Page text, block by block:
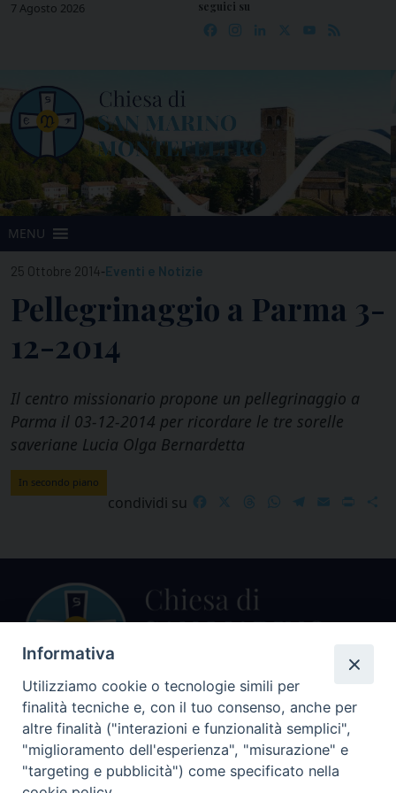
Skip7 Agosto 2026 seguici su
Facebook
Instagram
LinkedIn YouTube
MENU
25 Ottobre 2014-Eventi e Notizie
Pellegrinaggio a Parma 3-
12-2014
Il centro missionario propone un pellegrinaggio a
Parma il 03-12-2014 per ricordare le tre sorelle
saveriane Lucia Olga Bernardetta
In secondo piano
condividi su FacebookThreadsWhatsApp
Telegram
EmailPrint
Centralino Curia Vescovile
0541 913711
Indirizzo
Informativa
Utilizziamo cookie o tecnologie simili per
finalità tecniche e, con il tuo consenso, anche per
altre finalità ("interazioni e funzionalità semplici",
"miglioramento dell'esperienza", "misurazione" e
"targeting e pubblicità") come specificato nella